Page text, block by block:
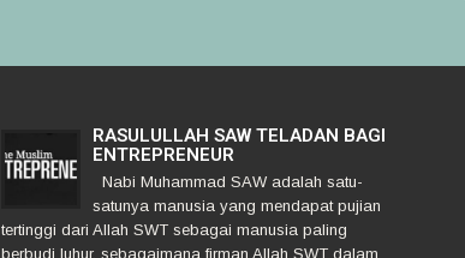
RASULULLAH SAW TELADAN BAGI
ENTREPRENEUR
Nabi Muhammad SAW adalah satu-
satunya manusia yang mendapat pujian
tertinggi dari Allah SWT sebagai manusia paling
berbudi luhur, sebagaimana firman Allah SWT dalam